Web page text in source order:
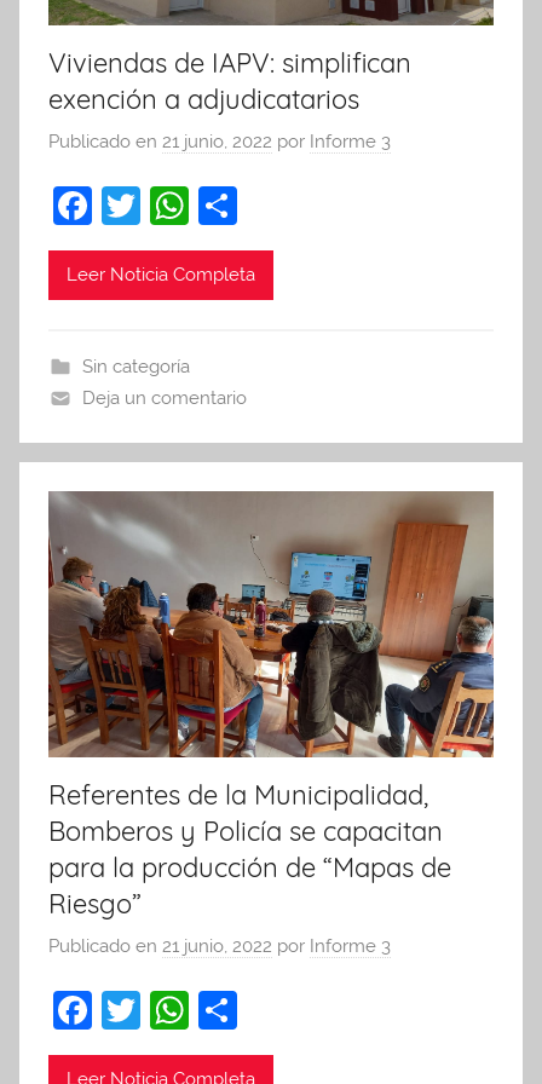
Viviendas de IAPV: simplifican
exención a adjudicatarios
Publicado en 21 junio, 2022 por Informe 3
F
a
c
b
o
o
k
T
w
itt
W
h
at
A
p
p
o
m
tir
Leer Noticia Completa
Sin categoría
Deja un comentario
Referentes de la Municipalidad,
Bomberos y Policía se capacitan
para la producción de “Mapas de
Riesgo”
Publicado en 21 junio, 2022 por Informe 3
F
a
T
w
W
h o
Leer Noticia Completa